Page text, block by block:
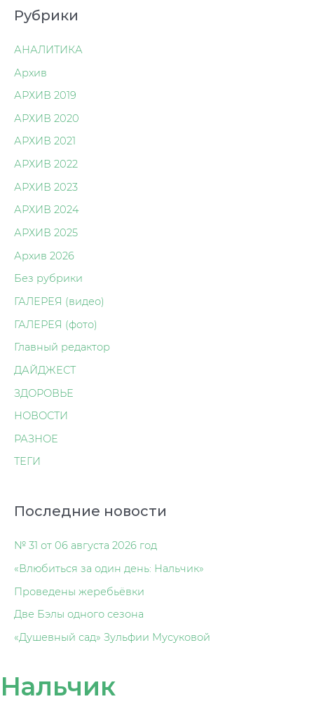
Рубрики
АНАЛИТИКА
Архив
АРХИВ 2019
АРХИВ 2020
АРХИВ 2021
АРХИВ 2022
АРХИВ 2023
АРХИВ 2024
АРХИВ 2025
Архив 2026
Без рубрики
ГАЛЕРЕЯ (видео)
ГАЛЕРЕЯ (фото)
Главный редактор
ДАЙДЖЕСТ
ЗДОРОВЬЕ
НОВОСТИ
РАЗНОЕ
ТЕГИ
Последние новости
№ 31 от 06 августа 2026 год
«Влюбиться за один день: Нальчик»
Проведены жеребьёвки
Две Бэлы одного сезона
«Душевный сад» Зульфии Мусуковой
Нальчик